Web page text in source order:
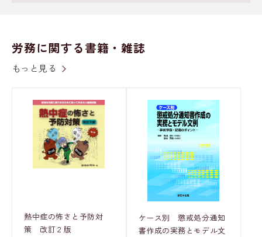
労務に関する書籍・雑誌
もっと見る
熱中症の怖さと予防対
策 改訂２版
ケース別 懲戒処分通知
書作成の実務とモデル文